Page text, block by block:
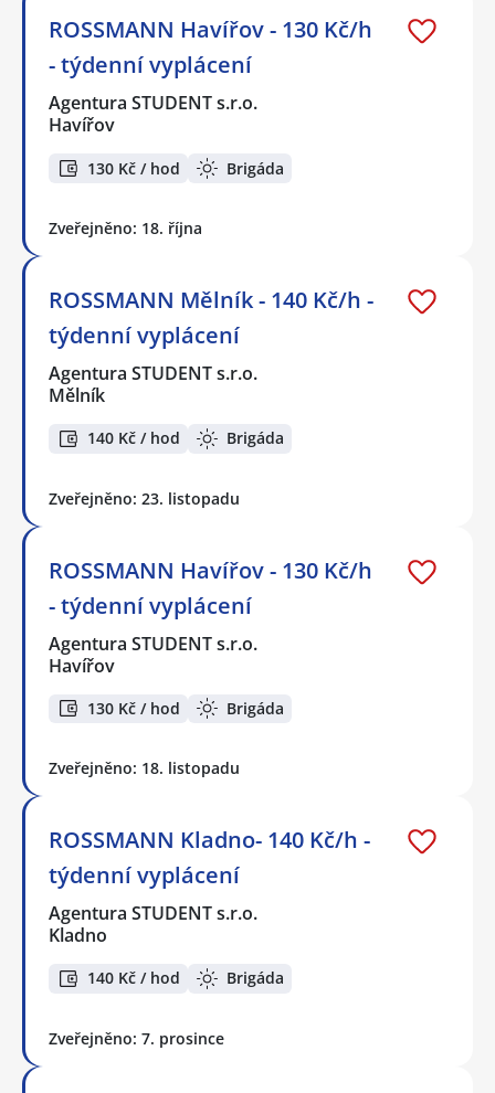
ROSSMANN Havířov - 130 Kč/h
- týdenní vyplácení
Agentura STUDENT s.r.o.
Havířov
130 Kč / hod Brigáda
Zveřejněno: 18. října
ROSSMANN Mělník - 140 Kč/h -
týdenní vyplácení
Agentura STUDENT s.r.o.
Mělník
140 Kč / hod Brigáda
Zveřejněno: 23. listopadu
ROSSMANN Havířov - 130 Kč/h
- týdenní vyplácení
Agentura STUDENT s.r.o.
Havířov
130 Kč / hod Brigáda
Zveřejněno: 18. listopadu
ROSSMANN Kladno- 140 Kč/h -
týdenní vyplácení
Agentura STUDENT s.r.o.
Kladno
140 Kč / hod Brigáda
Zveřejněno: 7. prosince